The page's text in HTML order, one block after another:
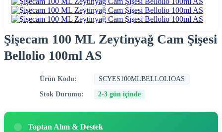
Şişecam 100 ML Zeytinyağ Cam Şişesi
Bellolio 100ml AS
Ürün Kodu: SCYES100MLBELLOLIOAS
Stok Durumu: 2-3 gün içinde
Toptan Alım & Destek